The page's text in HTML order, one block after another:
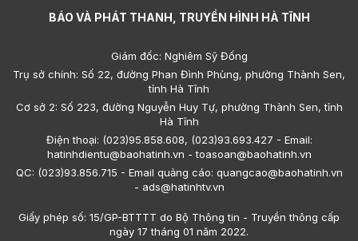
BÁO VÀ PHÁT THANH, TRUYỀN HÌNH HÀ TĨNH
Giám đốc: Nghiêm Sỹ Đống
Trụ sở chính: Số 22, đường Phan Đình Phùng, phường Thành Sen,
tỉnh Hà Tĩnh
Cơ sở 2: Số 223, đường Nguyễn Huy Tự, phường Thành Sen, tỉnh
Hà Tĩnh
Điện thoại: (023)95.858.608, (023)93.693.427 - Email:
hatinhdientu@baohatinh.vn - toasoan@baohatinh.vn
QC: (023)93.856.715 - Email quảng cáo: quangcao@baohatinh.vn
- ads@hatinhtv.vn
Giấy phép số: 15/GP-BTTTT do Bộ Thông tin - Truyền thông cấp
ngày 17 tháng 01 năm 2022.